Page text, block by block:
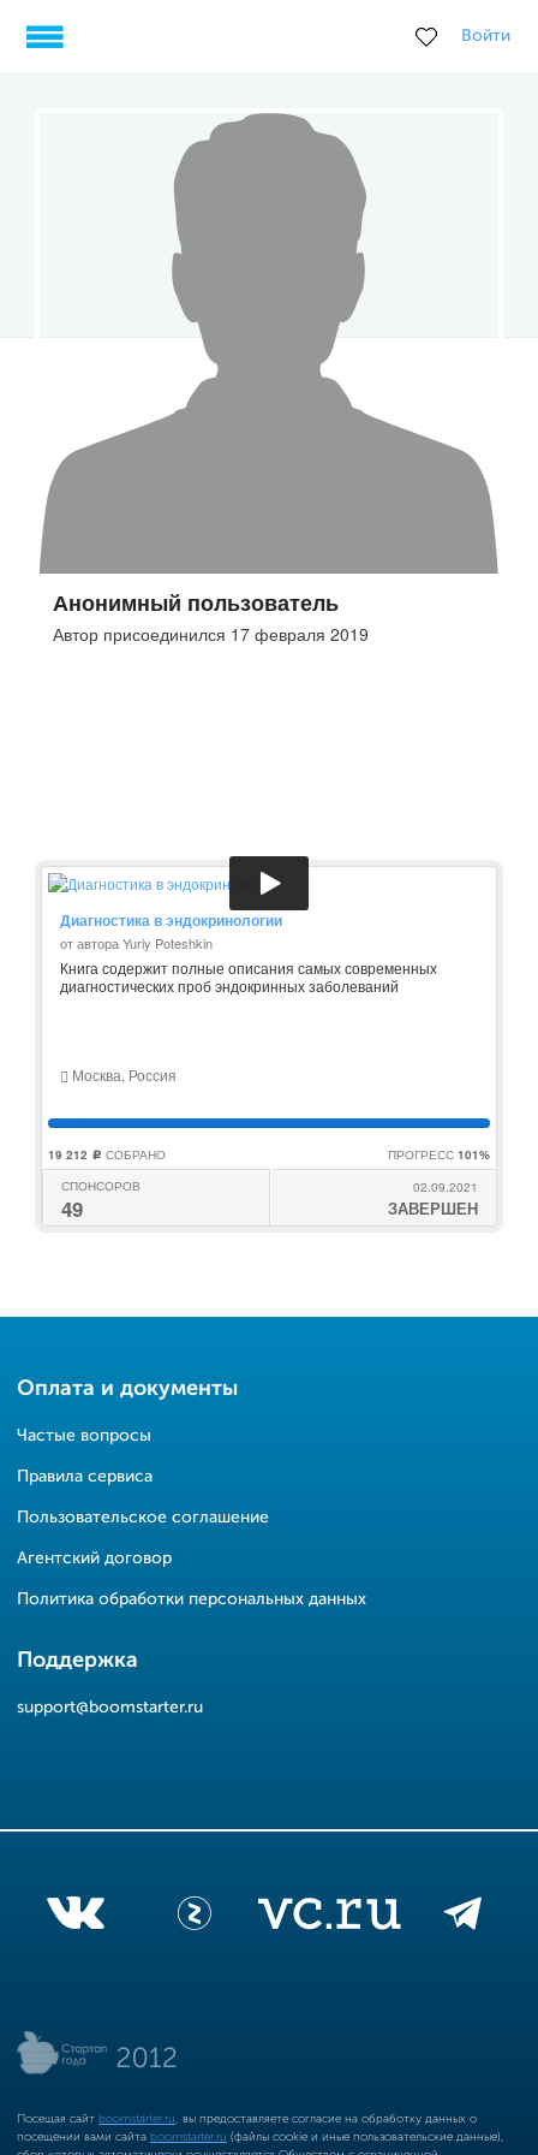
Войти
Анонимный пользователь
Автор присоединился 17 февраля 2019
Диагностика в эндокринологии
от автора Yuriy Poteshkin
Книга содержит полные описания самых современных
диагностических проб эндокринных заболеваний
Москва, Россия
19 212 c СОБРАНО ПРОГРЕСС 101%
СПОНСОРОВ
49
02.09.2021
ЗАВЕРШЕН
Оплата и документы
Частые вопросы
Правила сервиса
Пользовательское соглашение
Агентский договор
Политика обработки персональных данных
Поддержка
support@boomstarter.ru
Посещая сайт boomstarter.ru , вы предоставляете согласие на обработку данных о
посещении вами сайта boomstarter.ru (файлы cookie и иные пользовательские данные),